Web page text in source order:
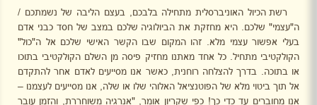
רשת הכיול האוניברסלית מתחילה בלבכם, בעצם הליבה של נשמתכם /
ה"עצמי" שלכם. היא מחזקת את הביולוגיה שלכם במצב של חסד כבני אדם
בעלי אפשור עצמי מלא. זהו המקום שבו הקשר האישי שלכם אל ה"כול"
הקולקטיבי מתחיל. כל אחד מאתנו מחזיק פיסה מן השלם הקולקטיבי בתוכו
או בתוכה. בדרך להצלחה רוחנית, כאשר אנו מסייעים לאדם אחר להתקדם
אל תוך ביטוי מלא של הפוטנציאל האלוהי שלו או שלה, אנו מסייעים לעצמנו –
אנו מחוברים עד כדי כך! כפי שקריון אומר, "אנרגיה משוחררת, והזמן עובר